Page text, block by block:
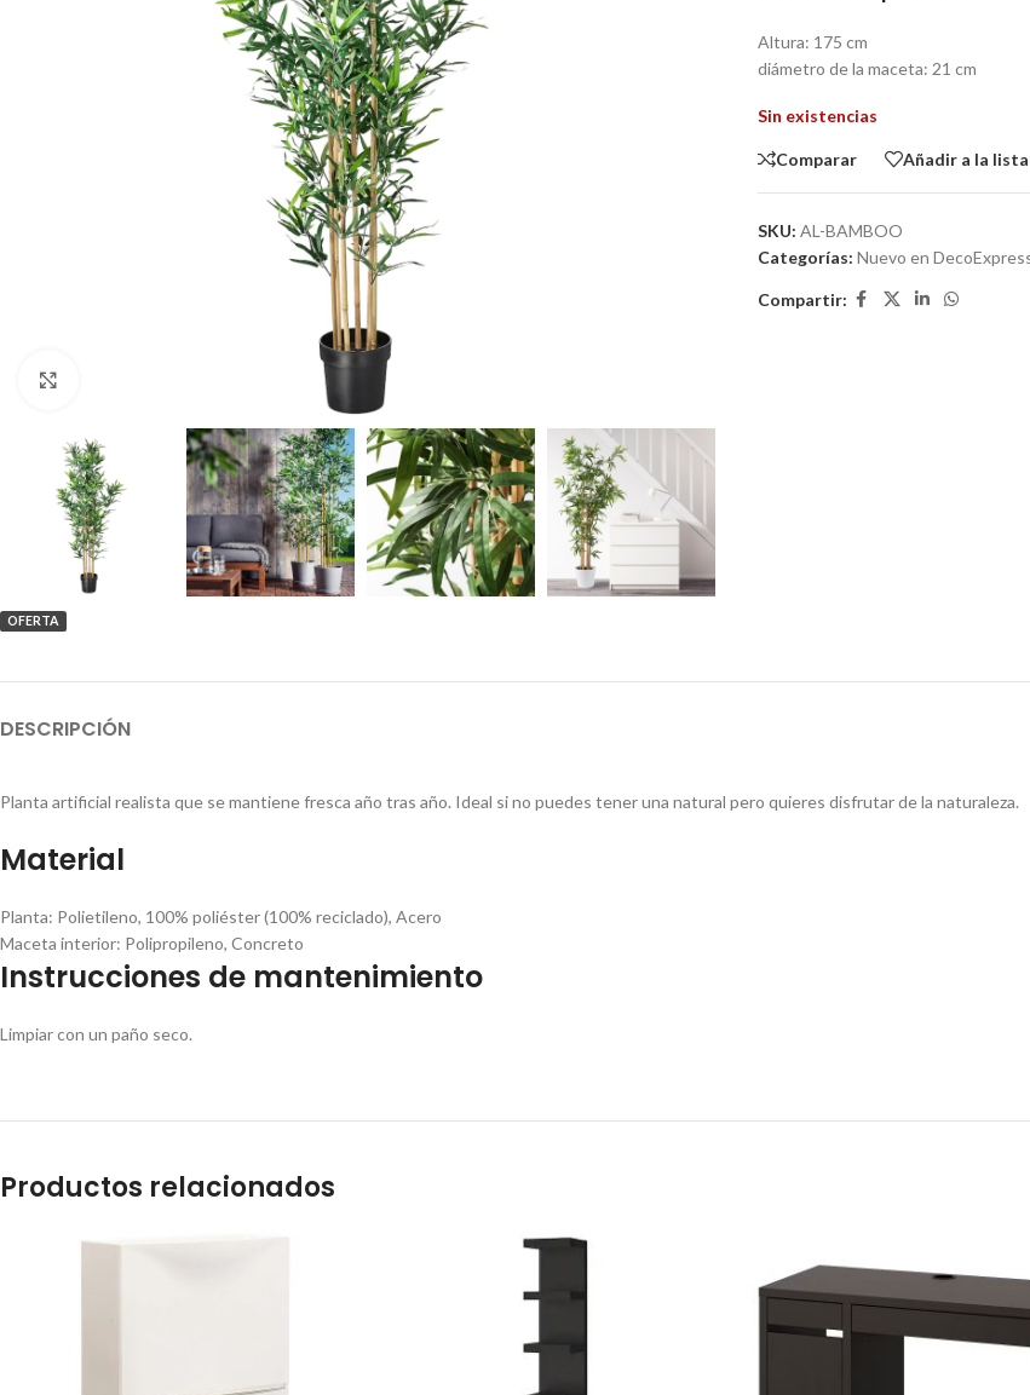
OFERTA
Altura: 175 cm
diámetro de la maceta: 21 cm
Sin existencias
Comparar Añadir a la
SKU: AL-BAMBOO
Categorías: Nuevo en
Compartir:
DESCRIPCIÓN
Planta artificial realista que se mantiene fresca año tras año. Ideal si no puedes tener una natural pero quieres disfrutar de la naturaleza.
Material
Planta: Polietileno, 100% poliéster (100% reciclado), Acero
Maceta interior: Polipropileno, Concreto
Instrucciones de mantenimiento
Limpiar con un paño seco.
Productos relacionados